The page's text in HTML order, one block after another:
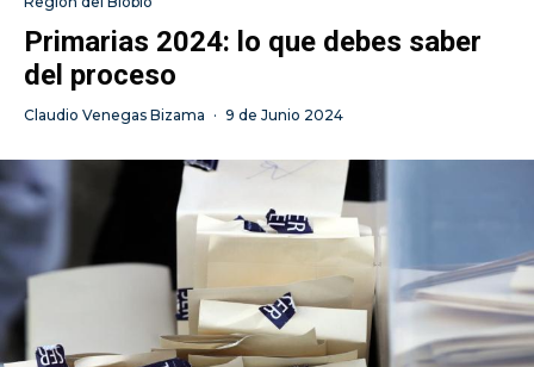
Primarias 2024: lo que debes saber
del proceso
Claudio Venegas Bizama · 9 de Junio 2024